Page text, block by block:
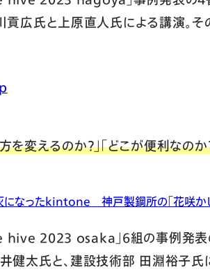
貢広氏と上原直人氏による講演。
変えるのか？」「どこが便利なのか
になったkintone 神戸製鋼所の「花咲か
hive 2023 osaka」6組の事例発
健太氏と、建設技術部 田淵裕子氏